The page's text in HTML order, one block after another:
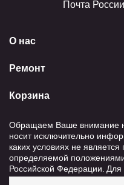
О нас
Ремонт
Корзина
Почта России
Обращаем Ваше внимание
носит исключительно
каких условиях не
определяемой положениями
Российской Федерации.
информации о стоимости и